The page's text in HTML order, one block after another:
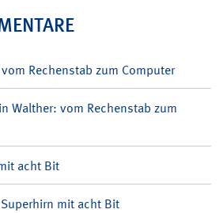
Rechenstab zum Computer
Walther: vom Rechenstab zum
acht Bit
mit acht Bit